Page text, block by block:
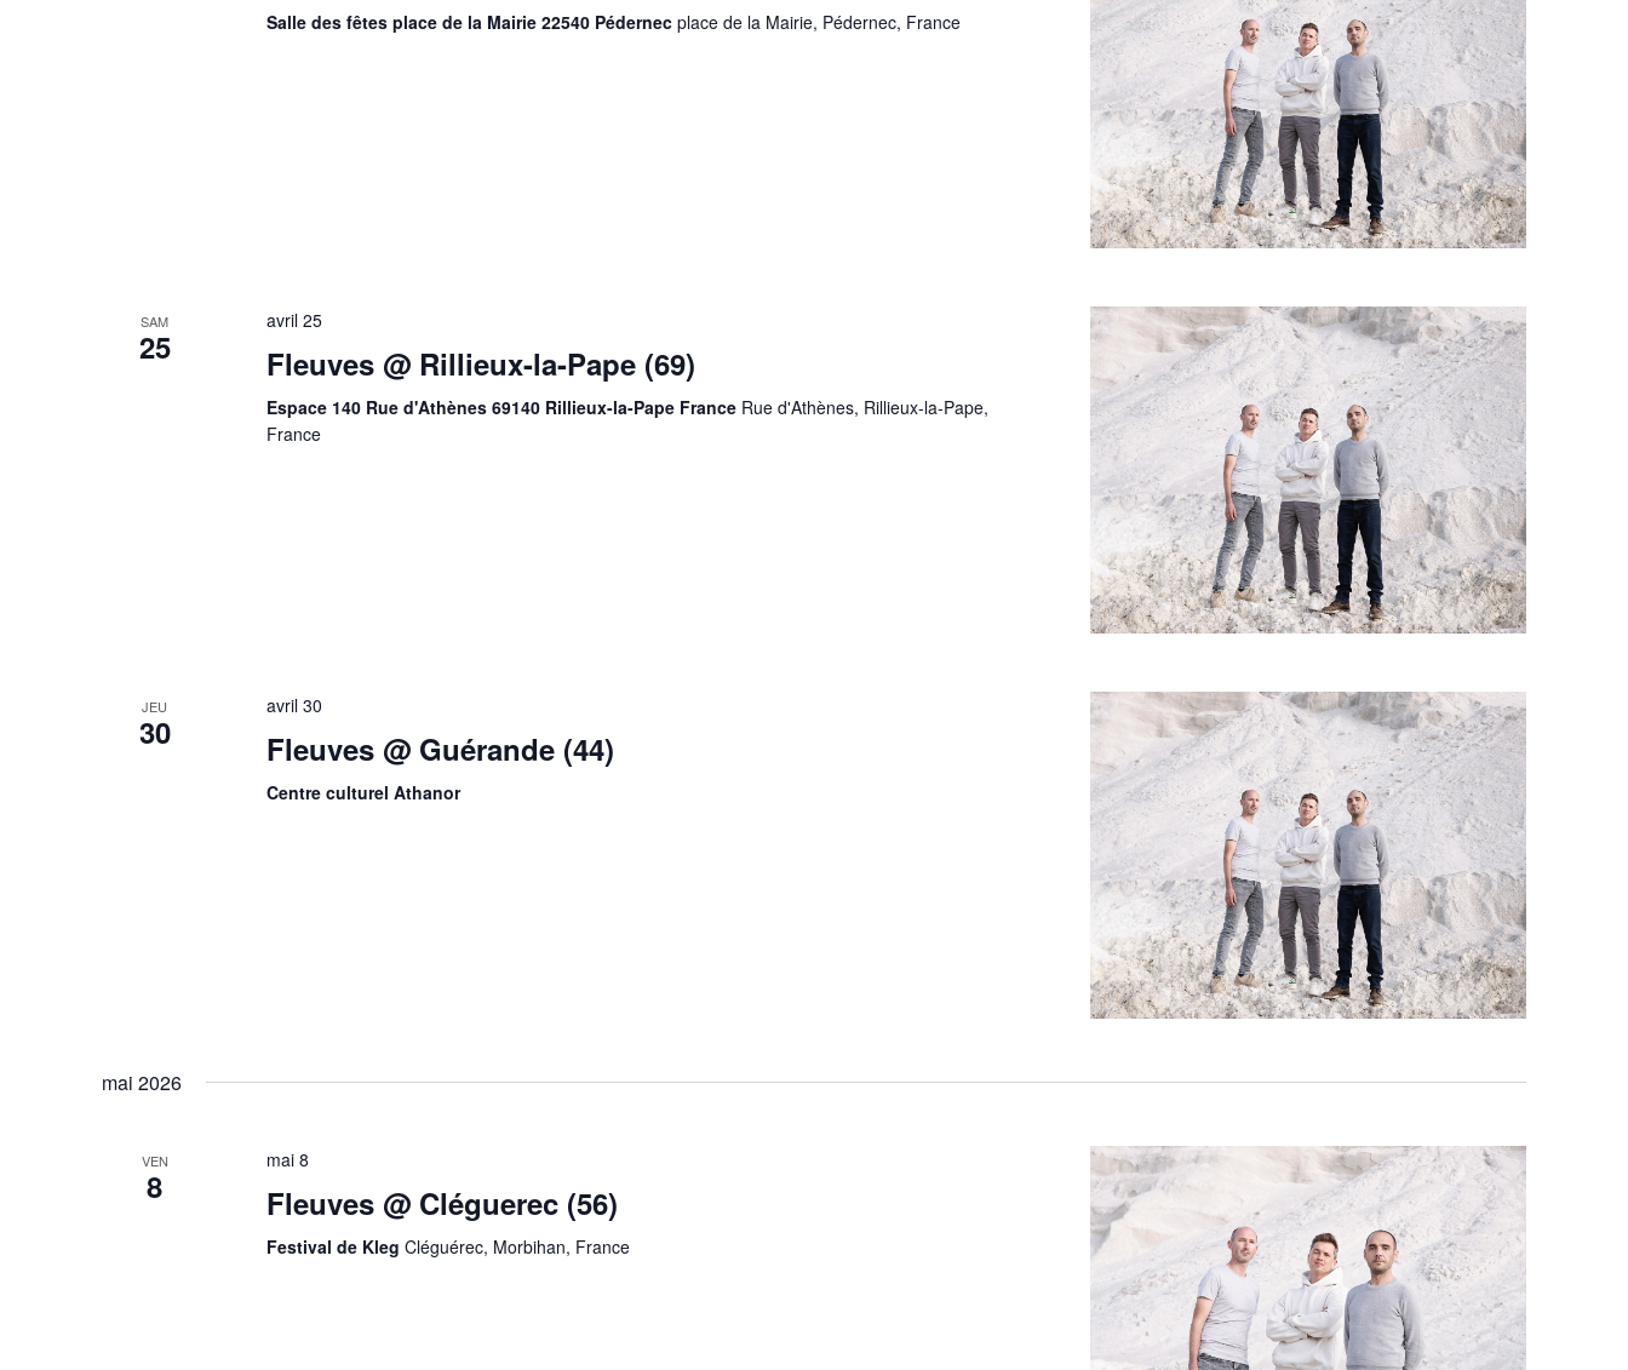
Salle des fêtes place de la Mairie 22540 Pédernec place de la Mairie, Pédernec, France
SAM
25
avril 25
Fleuves @ Rillieux-la-Pape (69)
Espace 140 Rue d'Athènes 69140 Rillieux-la-Pape France Rue d'Athènes, Rillieux-la-Pape,
France
JEU
30
avril 30
Fleuves @ Guérande (44)
Centre culturel Athanor
mai 2026
VEN
8
mai 8
Fleuves @ Cléguerec (56)
Festival de Kleg Cléguérec, Morbihan, France